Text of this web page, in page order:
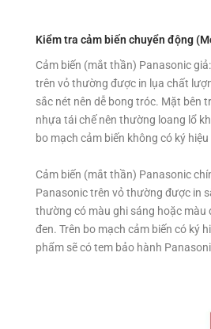
Kiểm tra cảm biến chuyển động
Cảm biến (mắt thần) Panasonic
trên vỏ thường được in lụa chất
sắc nét nên dễ bong tróc. Mặt bên
nhựa tái chế nên thường loang lổ
bo mạch cảm biến không có ký hiệu
Cảm biến (mắt thần) Panasonic
Panasonic trên vỏ thường được in
thường có màu ghi sáng hoặc màu
đen. Trên bo mạch cảm biến có ký
phẩm sẽ có tem bảo hành